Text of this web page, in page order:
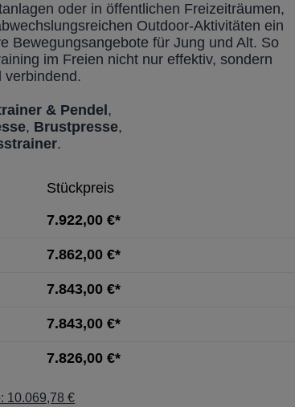
oder in öffentlichen Freizeiträumen,
Outdoor-Aktivitäten ein
Bewegungsangebote für Jung und Alt. So
im Freien nicht nur effektiv, sondern
verbindend.
& Pendel ,
, Brustpresse,
.
Stückpreis
7.922,00 €*
7.862,00 €*
7.843,00 €*
7.843,00 €*
7.826,00 €*
10.069,78 €